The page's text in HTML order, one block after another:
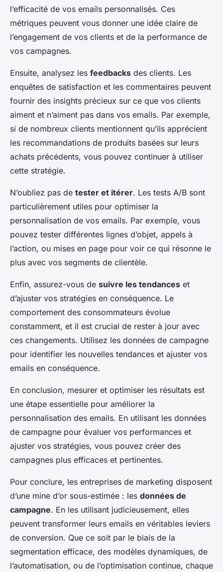
l’efficacité de vos emails personnalisés. Ces
métriques peuvent vous donner une idée claire de
l’engagement de vos clients et de la performance de
vos campagnes.
Ensuite, analysez les feedbacks des clients. Les
enquêtes de satisfaction et les commentaires peuvent
fournir des insights précieux sur ce que vos clients
aiment et n’aiment pas dans vos emails. Par exemple,
si de nombreux clients mentionnent qu’ils apprécient
les recommandations de produits basées sur leurs
achats précédents, vous pouvez continuer à utiliser
cette stratégie.
N’oubliez pas de tester et itérer. Les tests A/B sont
particulièrement utiles pour optimiser la
personnalisation de vos emails. Par exemple, vous
pouvez tester différentes lignes d’objet, appels à
l’action, ou mises en page pour voir ce qui résonne le
plus avec vos segments de clientèle.
Enfin, assurez-vous de suivre les tendances et
d’ajuster vos stratégies en conséquence. Le
comportement des consommateurs évolue
constamment, et il est crucial de rester à jour avec
ces changements. Utilisez les données de campagne
pour identifier les nouvelles tendances et ajuster vos
emails en conséquence.
En conclusion, mesurer et optimiser les résultats est
une étape essentielle pour améliorer la
personnalisation des emails. En utilisant les données
de campagne pour évaluer vos performances et
ajuster vos stratégies, vous pouvez créer des
campagnes plus efficaces et pertinentes.
Pour conclure, les entreprises de marketing disposent
d’une mine d’or sous-estimée : les données de
campagne. En les utilisant judicieusement, elles
peuvent transformer leurs emails en véritables leviers
de conversion. Que ce soit par le biais de la
segmentation efficace, des modèles dynamiques, de
l’automatisation, ou de l’optimisation continue, chaque